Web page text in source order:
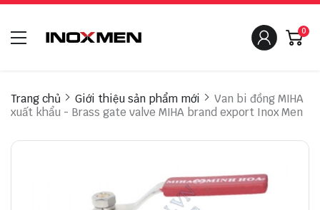
0
Trang chủ Giới thiệu sản phẩm mới
Van bi đồng MIHA
xuất khẩu - Brass gate valve MIHA brand export Inox Men